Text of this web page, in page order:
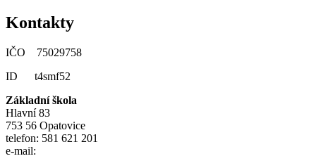
Kontakty
IČO 75029758
ID t4smf52
Základní škola
Hlavní 83
753 56 Opatovice
telefon: 581 621 201
e-mail: